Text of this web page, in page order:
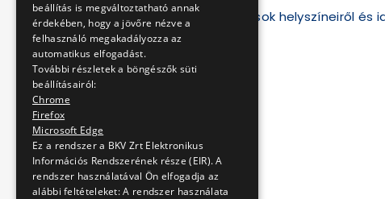
A forgalomkorlátozások helyszíneiről
beállítás is megváltoztatható annak
érdekében, hogy a jövőre nézve a
felhasználó megakadályozza az
automatikus elfogadást.
További részletek a böngészők süti
beállításairól:
Chrome
Firefox
Microsoft Edge
Ez a rendszer a BKV Zrt Elektronikus
Információs Rendszerének része (EIR). A
rendszer használatával Ön elfogadja az
alábbi feltételeket: A rendszer használata